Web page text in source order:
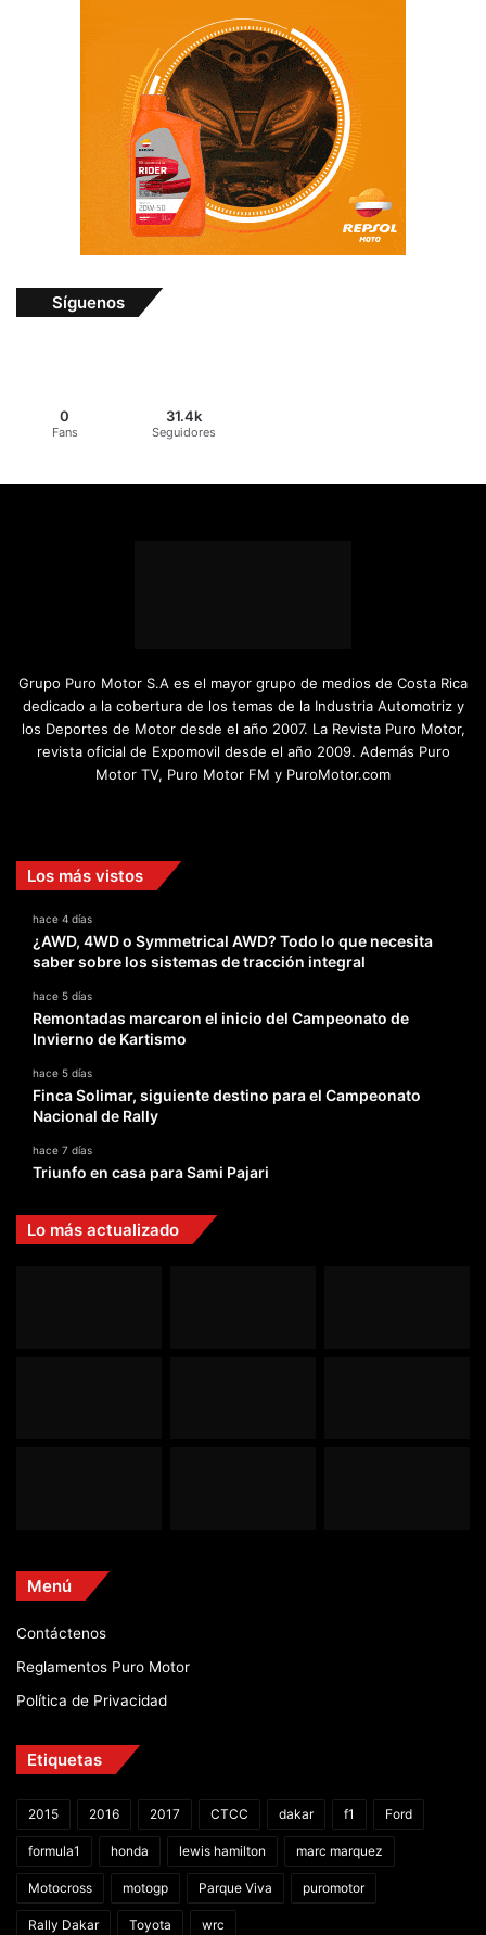
Síguenos
0
Fans
31.4k
Seguidores
Grupo Puro Motor S.A es el mayor grupo de medios de Costa Rica
dedicado a la cobertura de los temas de la Industria Automotriz y
los Deportes de Motor desde el año 2007. La Revista Puro Motor,
revista oficial de Expomovil desde el año 2009. Además Puro
Motor TV, Puro Motor FM y PuroMotor.com
Los más vistos
hace 4 días
¿AWD, 4WD o Symmetrical AWD? Todo lo que necesita
saber sobre los sistemas de tracción integral
hace 5 días
Remontadas marcaron el inicio del Campeonato de
Invierno de Kartismo
hace 5 días
Finca Solimar, siguiente destino para el Campeonato
Nacional de Rally
hace 7 días
Triunfo en casa para Sami Pajari
Lo más actualizado
Menú
Contáctenos
Reglamentos Puro Motor
Política de Privacidad
Etiquetas
2015 2016 2017 CTCC dakar f1 Ford
formula1 honda lewis hamilton marc marquez
Motocross motogp Parque Viva puromotor
Rally Dakar Toyota wrc